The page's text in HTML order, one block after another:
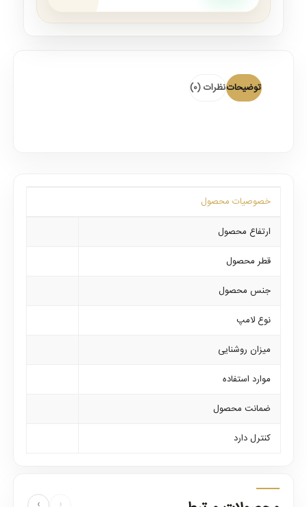
توضیحاتنظرات (0)
خصوصیات محصول
ارتفاع محصول
قطر محصول
جنس محصول
نوع لامپ
میزان روشنایی
موارد استفاده
ضمانت محصول
کنترل دارد